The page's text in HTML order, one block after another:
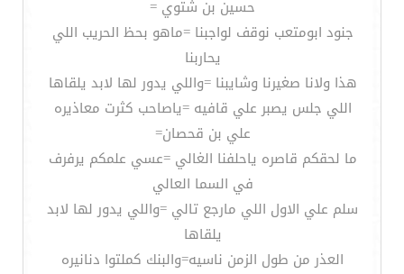
حسين بن شتوي =
جنود ابومتعب نوقف لواجبنا =ماهو بحظ الحريب اللي
يحاربنا
هذا ولانا صغيرنا وشايبنا =واللي يدور لها لابد يلقاها
اللي جلس يصبر علي قافيه =ياصاحب كثرت معاذيره
علي بن قحصان=
ما لحقكم قاصره ياحلفنا الغالي =عسي علمكم يرفرف
في السما العالي
سلم علي الاول اللي مارجع تالي =واللي يدور لها لابد
يلقاها
العذر من طول الزمن ناسيه=والبنك كملتوا دنانيره